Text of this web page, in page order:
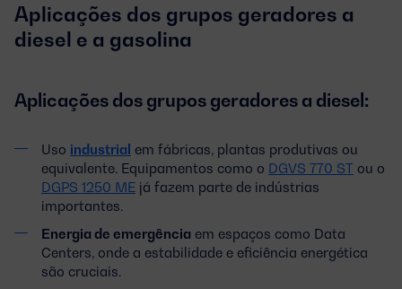
Aplicações dos grupos geradores a
diesel e a gasolina
Aplicações dos grupos geradores a diesel:
Uso industrial em fábricas, plantas produtivas ou
equivalente. Equipamentos como o DGVS 770 ST ou o
DGPS 1250 ME já fazem parte de indústrias
importantes.
Energia de emergência em espaços como Data
Centers, onde a estabilidade e eficiência energética
são cruciais.